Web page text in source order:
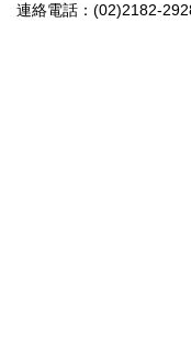
連絡電話：(02)2182-